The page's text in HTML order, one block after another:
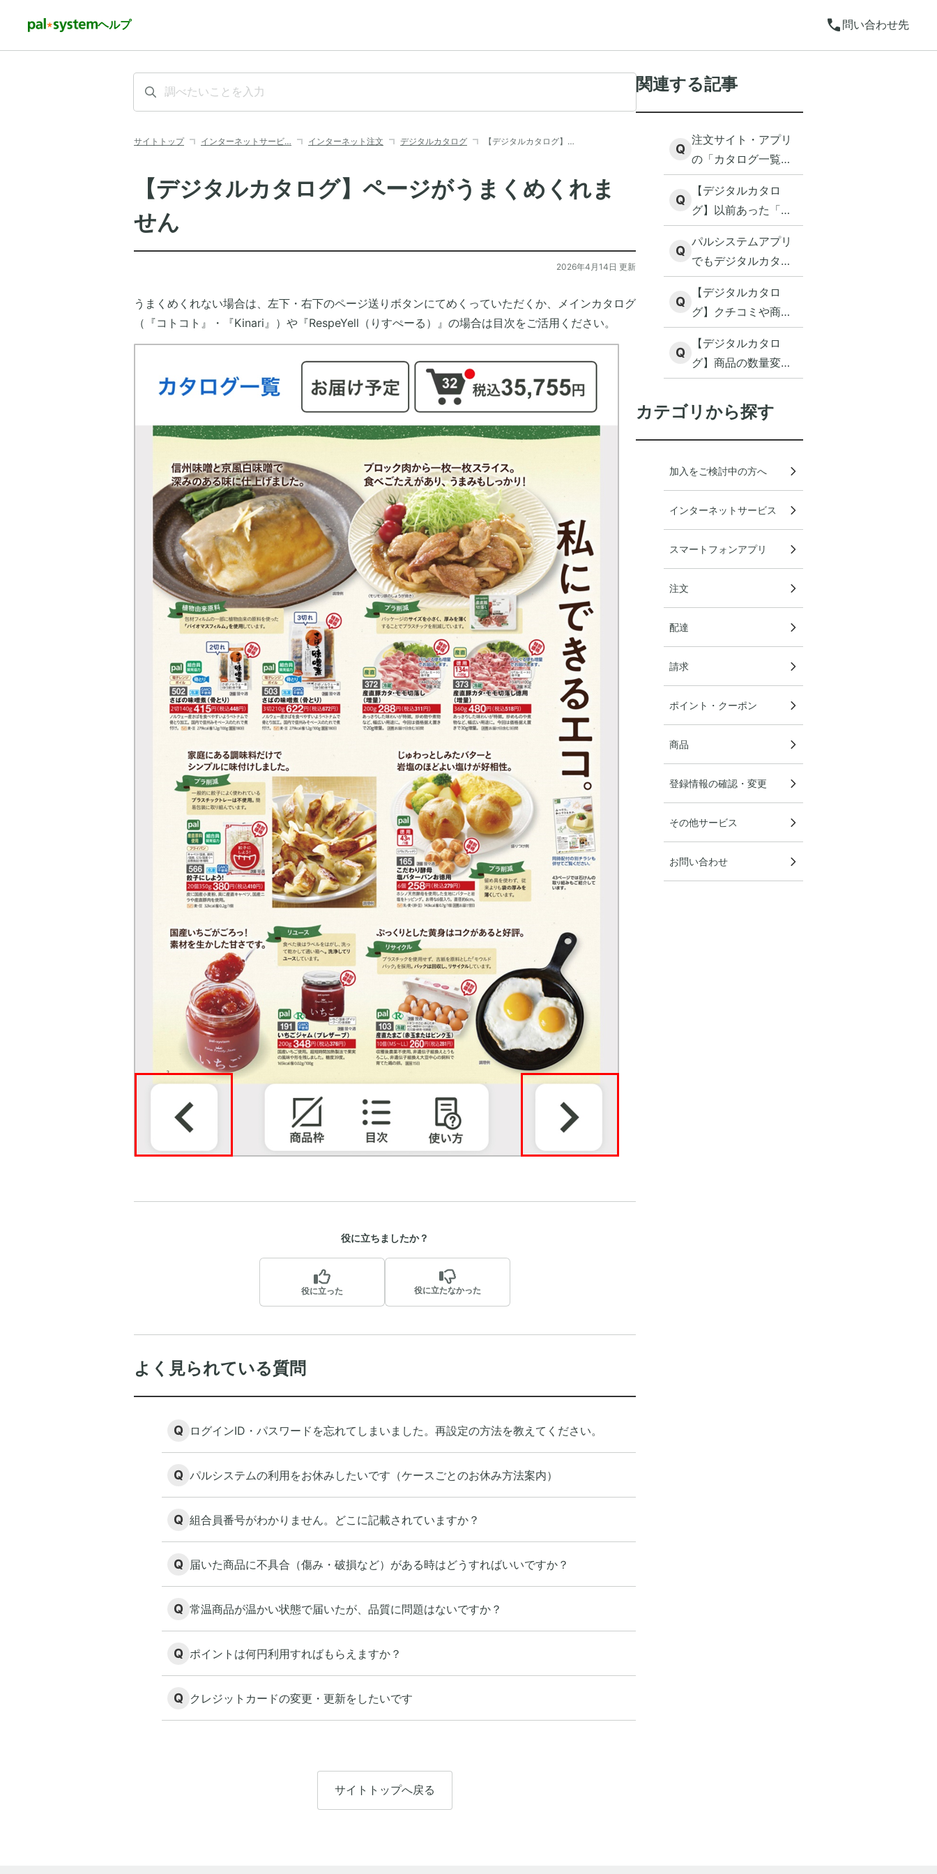
ヘルプ call 問い合わせ先
サイトトップ インターネットサービ… インターネット注文 デジタルカタログ 【デジタルカタログ】…
【デジタルカタログ】ページがうまくめくれま
せん
2026年4月14日 更新
うまくめくれない場合は、左下・右下のページ送りボタンにてめくっていただくか、メインカタログ
（『コトコト』・『Kinari』）や『RespeYell（りすぺーる）』の場合は目次をご活用ください。
役に立ちましたか？
役に立った 役に立たなかった
よく見られている質問
Q ログインID・パスワードを忘れてしまいました。再設定の方法を教えてください。
Q パルシステムの利用をお休みしたいです（ケースごとのお休み方法案内）
Q 組合員番号がわかりません。どこに記載されていますか？
Q 届いた商品に不具合（傷み・破損など）がある時はどうすればいいですか？
Q 常温商品が温かい状態で届いたが、品質に問題はないですか？
Q ポイントは何円利用すればもらえますか？
Q クレジットカードの変更・更新をしたいです
サイトトップへ戻る
関連する記事
Q
注文サイト・アプリ
の「カタログ一覧」
に、届いていないチ
ラシも載っていま
す。注文できるので
しょうか？
Q
【デジタルカタロ
グ】以前あった「カ
タログのページから
注文」はどこから使
えますか？
Q
パルシステムアプリ
でもデジタルカタロ
グは見られますか？
Q
【デジタルカタロ
グ】クチコミや商品
詳細の確認方法を教
えてください
Q
【デジタルカタロ
グ】商品の数量変更
や削除の方法を教え
てください
カテゴリから探す
加入をご検討中の方へ
インターネットサービス
スマートフォンアプリ
注文
配達
請求
ポイント・クーポン
商品
登録情報の確認・変更
その他サービス
お問い合わせ